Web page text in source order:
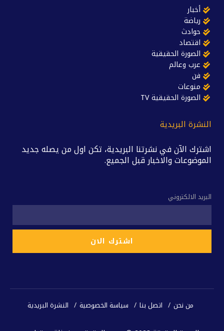
أخبار
رياضة
حوادث
اقتصاد
الصورة الحقيقية
عرب وعالم
فن
منوعات
الصورة الحقيقية TV
النشرة البريدية
اشترك الآن في نشرتنا البريدية، تكن اول من يصله جديد
الموضوعات والاخبار قبل الجميع.
البريد الالكتروني
من نحن اتصل بنا سياسة الخصوصية النشرة البريدية